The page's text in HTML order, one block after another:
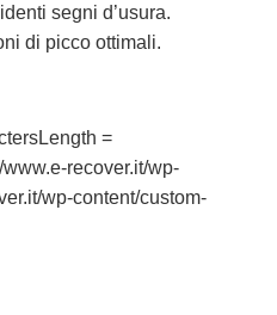
segni d’usura.
di picco ottimali.
=
recover.it/wp-
wp-content/custom-